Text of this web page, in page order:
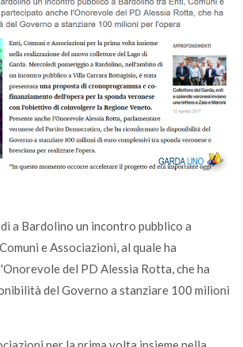
a Bardolino un incontro pubblico a
e Associazioni, al quale ha
del PD Alessia Rotta, che ha
del Governo a stanziare 100 milioni